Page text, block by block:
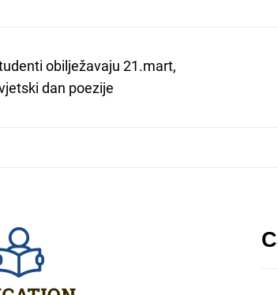
obilježavaju 21.mart,
dan poezije